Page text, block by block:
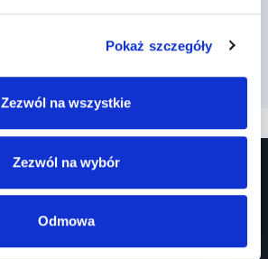
Pokaż szczegóły
Zezwól na wszystkie
Zezwól na wybór
Odmowa